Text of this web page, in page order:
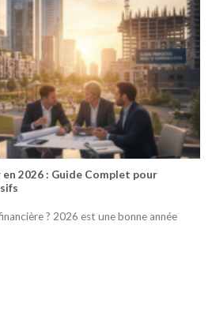
2026 : Guide Complet pour
? 2026 est une bonne année